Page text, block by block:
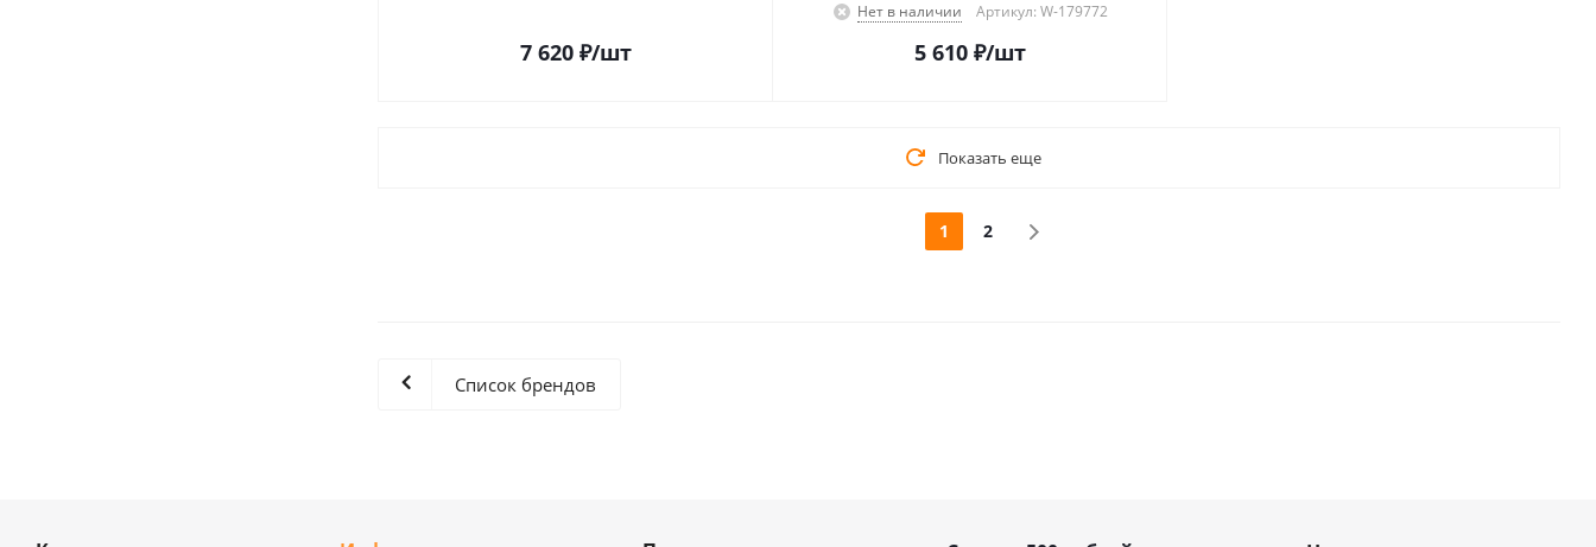
7 620 ₽/шт
Нет в наличии Артикул: W-179772
5 610 ₽/шт
Показать еще
1 2
Список брендов